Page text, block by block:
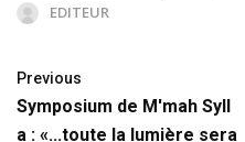
EDITEUR
Previous
Symposium de M'mah Syll
a : «...toute la lumière sera